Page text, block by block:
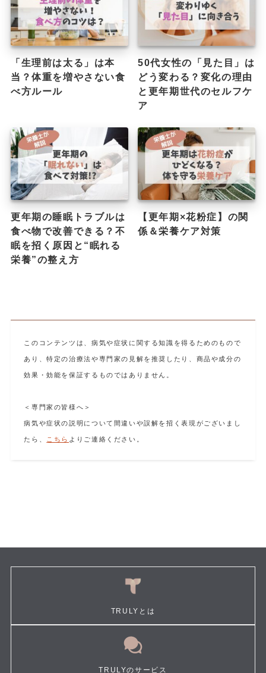
「生理前は太る」は本
当？体重を増やさない食
べ方ルール
50代女性の「見た目」は
どう変わる？変化の理由
と更年期世代のセルフケ
ア
更年期の睡眠トラブルは
食べ物で改善できる？不
眠を招く原因と“眠れる
栄養”の整え方
【更年期×花粉症】の関
係＆栄養ケア対策
このコンテンツは、病気や症状に関する知識を得るためのもので
あり、特定の治療法や専門家の見解を推奨したり、商品や成分の
効果・効能を保証するものではありません。
＜専門家の皆様へ＞
病気や症状の説明について間違いや誤解を招く表現がございまし
たら、 こちら よりご連絡ください。
TRULYとは
TRULYのサービス